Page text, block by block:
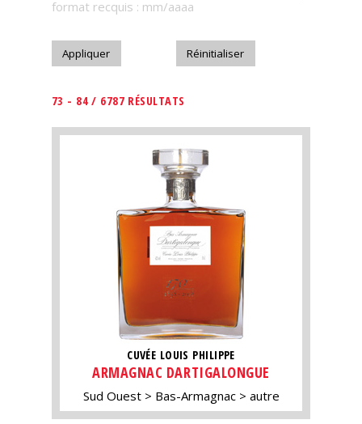
Télécharger
format recquis : mm/aaaa
73 - 84 / 6787 RÉSULTATS
CUVÉE LOUIS PHILIPPE
ARMAGNAC DARTIGALONGUE
Sud Ouest Bas-Armagnac autre